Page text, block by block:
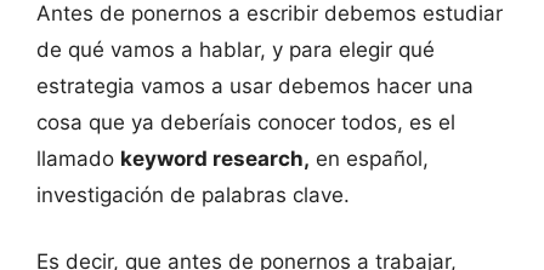
Antes de ponernos a escribir debemos estudiar
de qué vamos a hablar, y para elegir qué
estrategia vamos a usar debemos hacer una
cosa que ya deberíais conocer todos, es el
llamado keyword research, en español,
investigación de palabras clave.
Es decir, que antes de ponernos a trabajar,